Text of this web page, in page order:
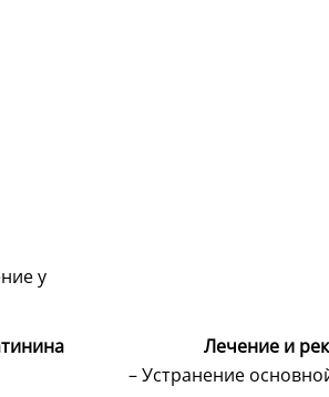
Лечение и
– Устранение